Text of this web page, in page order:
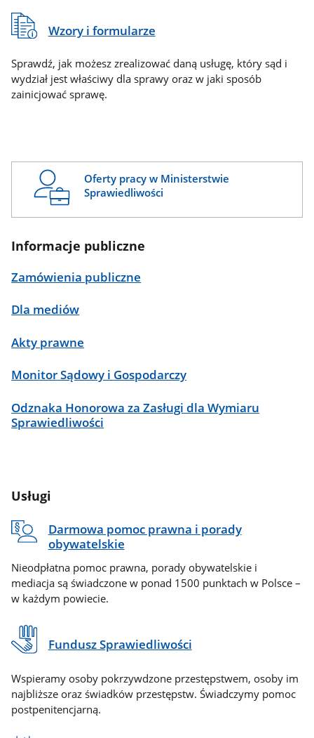
Wzory i formularze
Sprawdź, jak możesz zrealizować daną usługę, który sąd i
wydział jest właściwy dla sprawy oraz w jaki sposób
zainicjować sprawę.
Oferty pracy w Ministerstwie
Sprawiedliwości
Informacje publiczne
Zamówienia publiczne
Dla mediów
Akty prawne
Monitor Sądowy i Gospodarczy
Odznaka Honorowa za Zasługi dla Wymiaru
Sprawiedliwości
Usługi
Darmowa pomoc prawna i porady
obywatelskie
Nieodpłatna pomoc prawna, porady obywatelskie i
mediacja są świadczone w ponad 1500 punktach w Polsce –
w każdym powiecie.
Fundusz Sprawiedliwości
Wspieramy osoby pokrzywdzone przestępstwem, osoby im
najbliższe oraz świadków przestępstw. Świadczymy pomoc
postpenitencjarną.